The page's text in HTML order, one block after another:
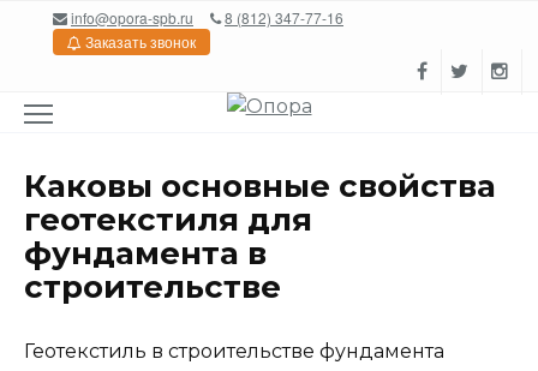
Перейтиinfo@opora-spb.ru
8 (812) 347-77-16
Заказать звонок
Каковы основные свойства
геотекстиля для
фундамента в
строительстве
Геотекстиль в строительстве фундамента